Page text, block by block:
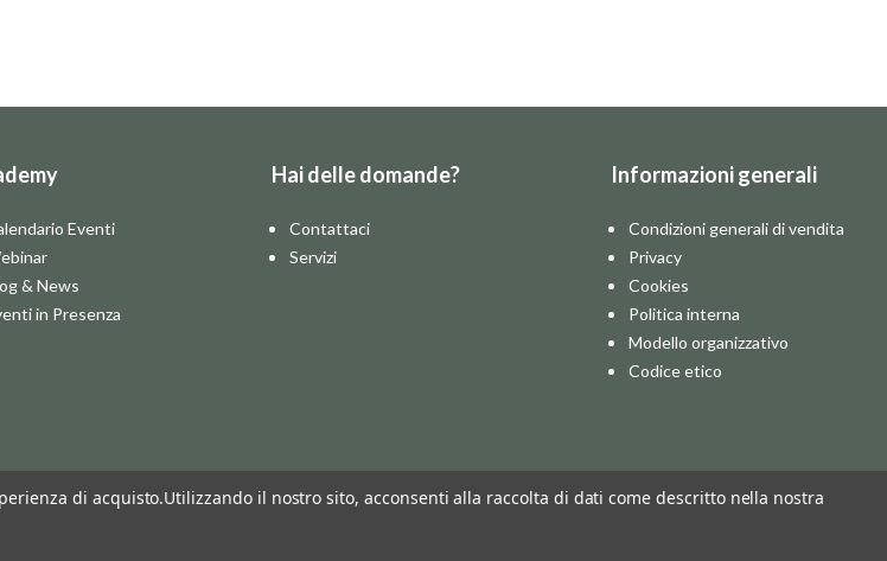
Eventi
& News
in Presenza
Hai delle domande?
Contattaci
Servizi
Informazioni generali
Condizioni generali di vendita
Privacy
Cookies
Politica interna
Modello organizzativo
Codice etico
di acquisto.Utilizzando il nostro sito, acconsenti alla raccolta di dati come descritto nella nostra